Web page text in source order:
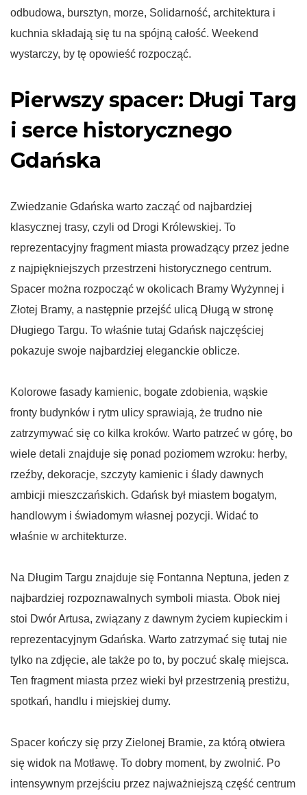
odbudowa, bursztyn, morze, Solidarność, architektura i
kuchnia składają się tu na spójną całość. Weekend
wystarczy, by tę opowieść rozpocząć.
Pierwszy spacer: Długi Targ
i serce historycznego
Gdańska
Zwiedzanie Gdańska warto zacząć od najbardziej
klasycznej trasy, czyli od Drogi Królewskiej. To
reprezentacyjny fragment miasta prowadzący przez jedne
z najpiękniejszych przestrzeni historycznego centrum.
Spacer można rozpocząć w okolicach Bramy Wyżynnej i
Złotej Bramy, a następnie przejść ulicą Długą w stronę
Długiego Targu. To właśnie tutaj Gdańsk najczęściej
pokazuje swoje najbardziej eleganckie oblicze.
Kolorowe fasady kamienic, bogate zdobienia, wąskie
fronty budynków i rytm ulicy sprawiają, że trudno nie
zatrzymywać się co kilka kroków. Warto patrzeć w górę, bo
wiele detali znajduje się ponad poziomem wzroku: herby,
rzeźby, dekoracje, szczyty kamienic i ślady dawnych
ambicji mieszczańskich. Gdańsk był miastem bogatym,
handlowym i świadomym własnej pozycji. Widać to
właśnie w architekturze.
Na Długim Targu znajduje się Fontanna Neptuna, jeden z
najbardziej rozpoznawalnych symboli miasta. Obok niej
stoi Dwór Artusa, związany z dawnym życiem kupieckim i
reprezentacyjnym Gdańska. Warto zatrzymać się tutaj nie
tylko na zdjęcie, ale także po to, by poczuć skalę miejsca.
Ten fragment miasta przez wieki był przestrzenią prestiżu,
spotkań, handlu i miejskiej dumy.
Spacer kończy się przy Zielonej Bramie, za którą otwiera
się widok na Motławę. To dobry moment, by zwolnić. Po
intensywnym przejściu przez najważniejszą część centrum